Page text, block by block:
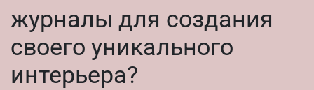
журналы для создания
своего уникального
интерьера?